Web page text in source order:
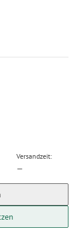
Versandzeit:
—